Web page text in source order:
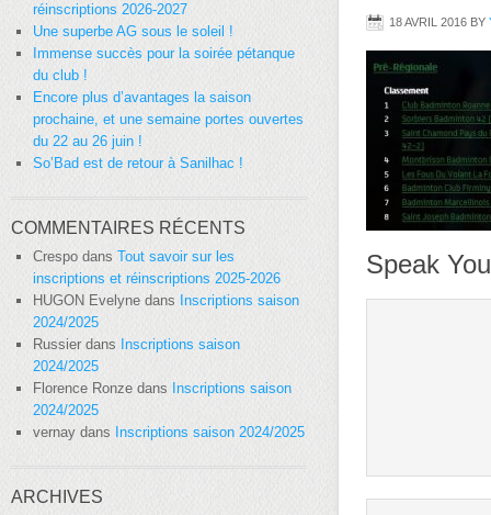
18 AVRIL 2016 BY
Speak
réinscriptions 2026-2027
Une superbe AG sous le soleil !
Immense succès pour la soirée pétanque
du club !
Encore plus d’avantages la saison
prochaine, et une semaine portes ouvertes
du 22 au 26 juin !
So’Bad est de retour à Sanilhac !
COMMENTAIRES RÉCENTS
Crespo dans Tout savoir sur les
inscriptions et réinscriptions 2025-2026
HUGON Evelyne dans Inscriptions saison
2024/2025
Russierdans Inscriptions saison
2024/2025
Florence Ronze dans Inscriptions saison
2024/2025
vernay dans Inscriptions saison 2024/2025
ARCHIVES